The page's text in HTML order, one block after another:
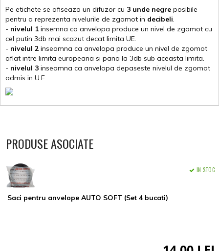
Pe etichete se afiseaza un difuzor cu 3 unde negre posibile
pentru a reprezenta nivelurile de zgomot in decibeli.
- nivelul 1 insemna ca anvelopa produce un nivel de zgomot cu
cel putin 3db mai scazut decat limita UE.
- nivelul 2 inseamna ca anvelopa produce un nivel de zgomot
aflat intre limita europeana si pana la 3db sub aceasta limita.
- nivelul 3 inseamna ca anvelopa depaseste nivelul de zgomot
admis in U.E.
PRODUSE ASOCIATE
Saci pentru anvelope AUTO SOFT (Set 4 bucati)
IN STOC